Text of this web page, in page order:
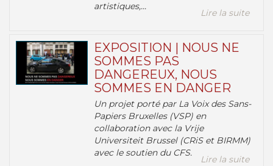
artistiques,...
Lire la suite
EXPOSITION | NOUS NE
SOMMES PAS
DANGEREUX, NOUS
SOMMES EN DANGER
Un projet porté par La Voix des Sans-
Papiers Bruxelles (VSP) en
collaboration avec la Vrije
Universiteit Brussel (CRiS et BIRMM)
avec le soutien du CFS.
Lire la suite